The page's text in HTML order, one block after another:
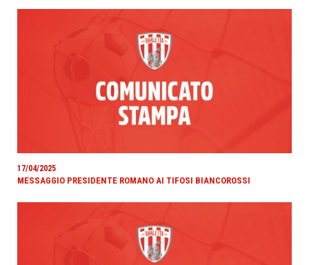
17/04/2025
MESSAGGIO PRESIDENTE ROMANO AI TIFOSI BIANCOROSSI